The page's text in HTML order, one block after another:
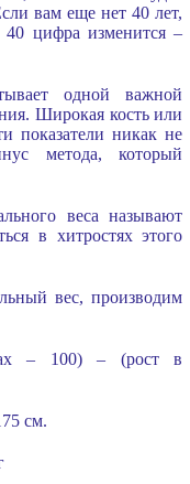
вам еще нет 40 лет,
цифра изменится –
одной важной
Широкая кость или
показатели никак не
метода, который
веса называют
в хитростях этого
вес, производим
– 100) – (рост в
см.